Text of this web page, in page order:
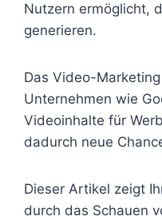
Nutzern ermöglicht,
generieren.
Das Video-
Unternehmen wie
Videoinhalte für
dadurch neue
Dieser Artikel zeigt
durch das Schauen